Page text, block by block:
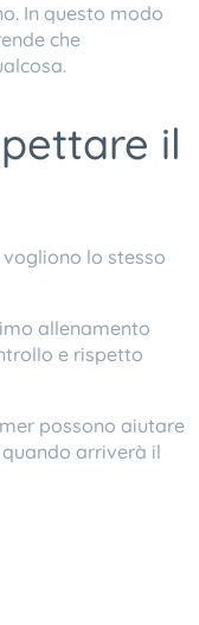
In questo modo
che
il
lo stesso
allenamento
e rispetto
possono aiutare
arriverà il